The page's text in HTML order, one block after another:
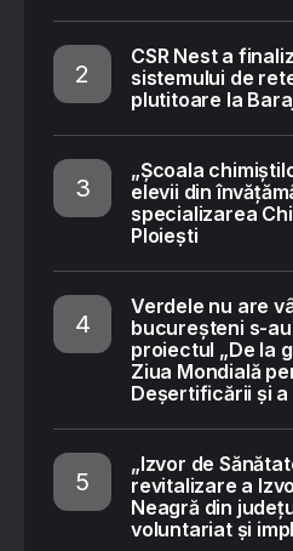
CSR Nest a
sistemului de
plutitoare la
„Școala
elevii din
specializarea
Ploiești
Verdele nu are
bucureșteni s-
proiectul „De la
Ziua Mondială
Deșertificării și a
„Izvor de
revitalizare a
Neagră din
voluntariat și